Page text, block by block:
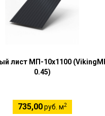
лист МП-10х1100
0.45)
735,00руб. м2